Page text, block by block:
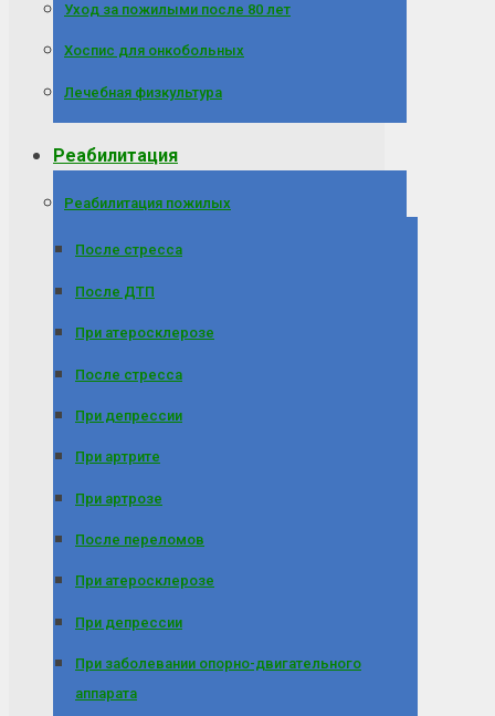
Уход за пожилыми после 80 лет
Хоспис для онкобольных
Лечебная физкультура
Реабилитация
Реабилитация пожилых
После стресса
После ДТП
При атеросклерозе
После стресса
При депрессии
При артрите
При артрозе
После переломов
При атеросклерозе
При депрессии
При заболевании опорно-двигательного
аппарата